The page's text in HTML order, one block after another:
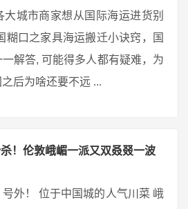
城市商家想从国际海运进货别
糊口之家具海运搬迁小诀窍，国
解答, 可能得多人都有疑难，为
后为啥还要不远 ...
！伦敦峨嵋一派又双叒叕一波
外！ 位于中国城的人气川菜 峨